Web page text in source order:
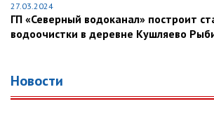
27.03.2024
ГП «Северный водоканал» построит
водоочистки в деревне Кушляево
Новости